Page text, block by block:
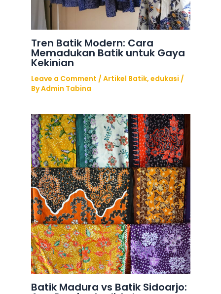
Tren Batik Modern: Cara
Memadukan Batik untuk Gaya
Kekinian
Leave a Comment /Artikel Batik, edukasi /
ByAdmin Tabina
Batik Madura vs Batik Sidoarjo: